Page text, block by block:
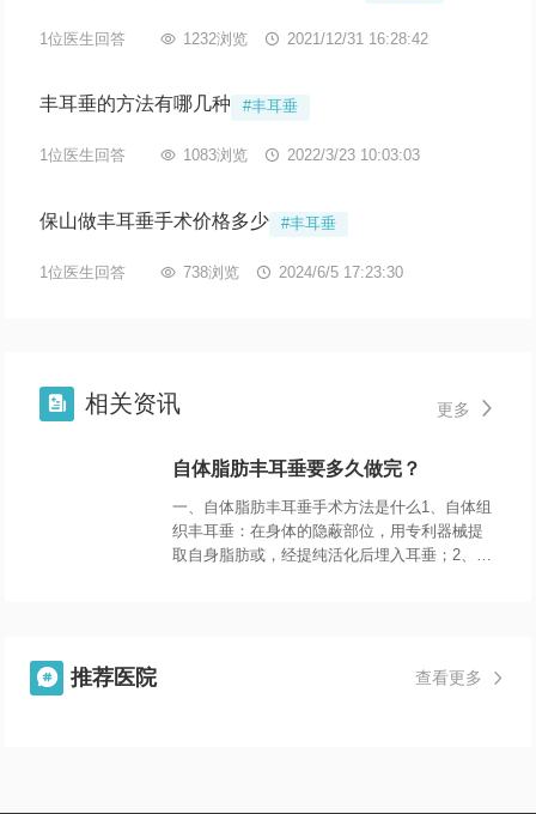
1位医生回答  1232浏览  2021/12/31 16:28:42
丰耳垂的方法有哪几种 #丰耳垂
1位医生回答  1083浏览  2022/3/23 10:03:03
保山做丰耳垂手术价格多少 #丰耳垂
1位医生回答  738浏览  2024/6/5 17:23:30
 相关资讯 更多 
自体脂肪丰耳垂要多久做完？
一、自体脂肪丰耳垂手术方法是什么1、自体组
织丰耳垂：在身体的隐蔽部位，用专利器械提
取自身脂肪或，经提纯活化后埋入耳垂；2、人
 推荐医院 查看更多 